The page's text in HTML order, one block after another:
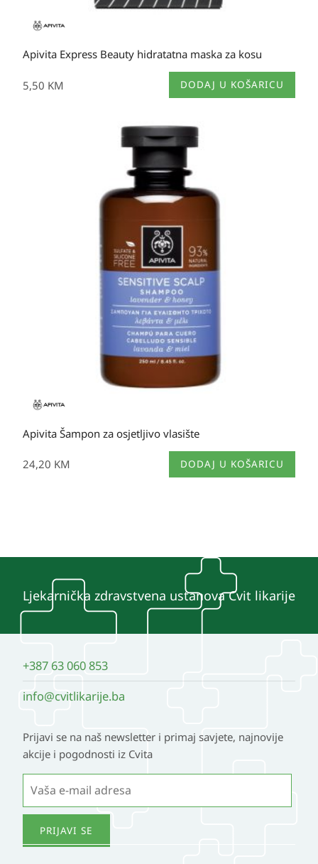
Apivita Express Beauty hidratatna maska za kosu
5,50 KM DODAJ U KOŠARICU
Apivita Šampon za osjetljivo vlasište
24,20 KM DODAJ U KOŠARICU
Ljekarnička zdravstvena ustanova Cvit likarije
+387 63 060 853
info@cvitlikarije.ba
Prijavi se na naš newsletter i primaj savjete, najnovije
akcije i pogodnosti iz Cvita